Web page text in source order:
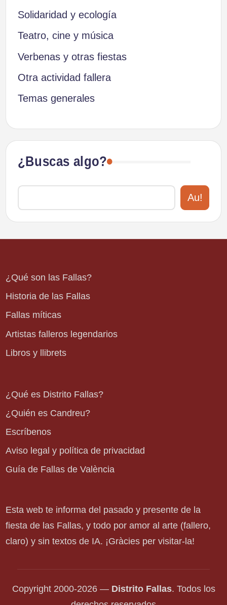
Solidaridad y ecología
Teatro, cine y música
Verbenas y otras fiestas
Otra actividad fallera
Temas generales
¿Buscas algo?
Au!
¿Qué son las Fallas?
Historia de las Fallas
Fallas míticas
Artistas falleros legendarios
Libros y llibrets
¿Qué es Distrito Fallas?
¿Quién es Candreu?
Escríbenos
Aviso legal y política de privacidad
Guía de Fallas de València
Esta web te informa del pasado y presente de la
fiesta de las Fallas, y todo por amor al arte (fallero,
claro) y sin textos de IA. ¡Gràcies per visitar-la!
Copyright 2000-2026 — Distrito Fallas. Todos los